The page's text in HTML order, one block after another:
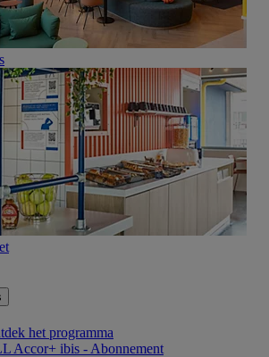
het programma
Accor+ ibis - Abonnement